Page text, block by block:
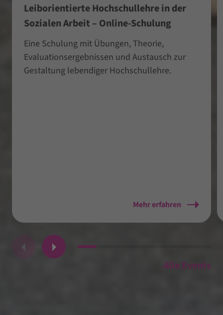
Leiborientierte Hochschullehre in der
Sozialen Arbeit – Online-Schulung
Eine Schulung mit Übungen, Theorie,
Evaluationsergebnissen und Austausch zur
Gestaltung lebendiger Hochschullehre.
Mehr erfahren
Alle Events